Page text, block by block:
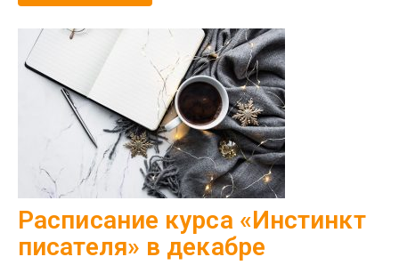
Расписание курса «Инстинкт
писателя» в декабре